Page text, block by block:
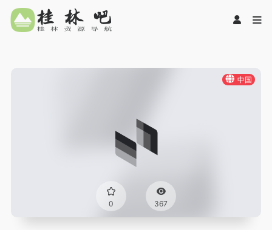
中国
0 367